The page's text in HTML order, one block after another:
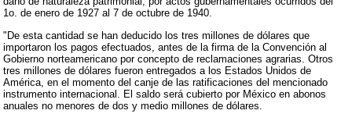
1o. de enero de 1927 al 7 de octubre de 1940.
"De esta cantidad se han deducido los tres millones de dólares que
importaron los pagos efectuados, antes de la firma de la Convención al
Gobierno norteamericano por concepto de reclamaciones agrarias. Otros
tres millones de dólares fueron entregados a los Estados Unidos de
América, en el momento del canje de las ratificaciones del mencionado
instrumento internacional. El saldo será cubierto por México en abonos
anuales no menores de dos y medio millones de dólares.